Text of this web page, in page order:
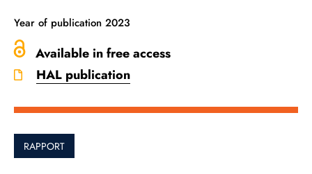
Year of publication 2023
Available in free access
HAL publication
RAPPORT